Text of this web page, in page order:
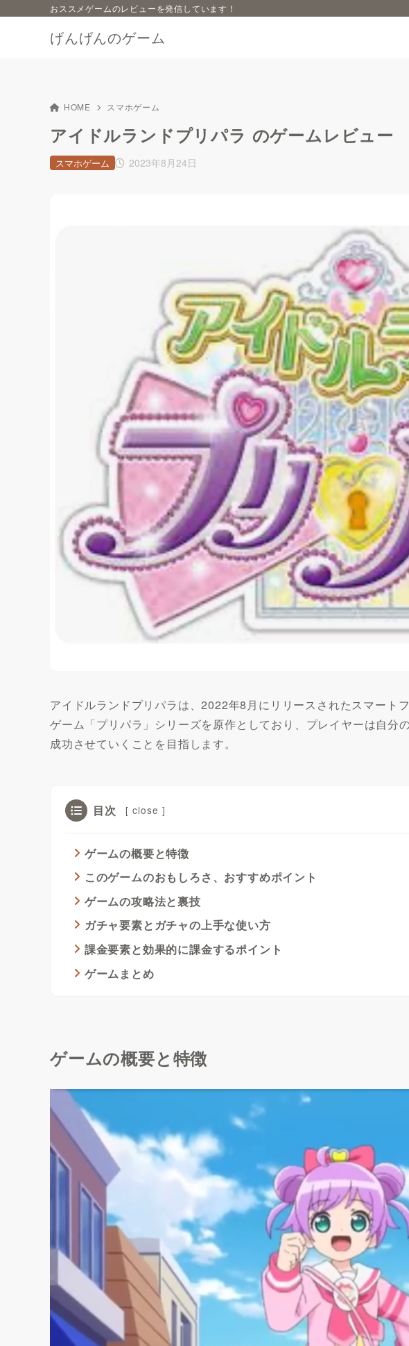
げんげんのゲーム
おススメゲームのレビューを発信しています！
HOME スマホゲーム
アイドルランドプリパラ のゲームレビュー
2023年8月24日
スマホゲーム
アイドルランドプリパラは、2022年8月にリリースされたスマート
ゲーム「プリパラ」シリーズを原作としており、プレイヤーは自分
成功させていくことを目指します。
目次 [ close ]
ゲームの概要と特徴
このゲームのおもしろさ、おすすめポイント
ゲームの攻略法と裏技
ガチャ要素とガチャの上手な使い方
課金要素と効果的に課金するポイント
ゲームまとめ
ゲームの概要と特徴